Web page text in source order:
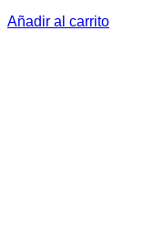
Añadir al carrito